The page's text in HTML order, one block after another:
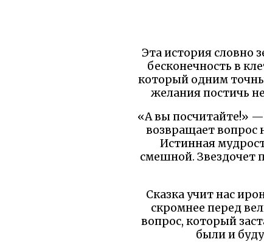
Эта история словно
бесконечность в
который одним
желания постичь
«А вы посчитайте!» —
возвращает вопрос
Истинная
смешной. Звездочет
Сказка учит нас
скромнее перед
вопрос, который
были и